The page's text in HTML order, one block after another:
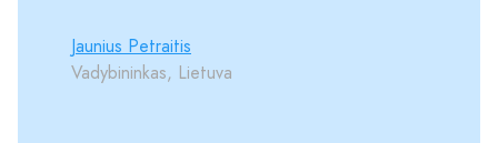
Jaunius Petraitis
Vadybininkas, Lietuva